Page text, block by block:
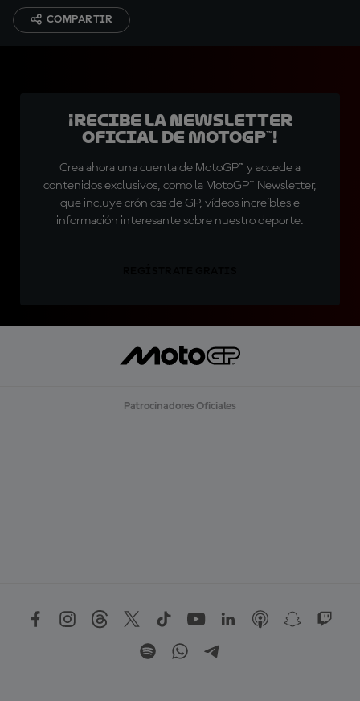
COMPARTIR
¡Recibe la Newsletter
oficial de MotoGP™!
Crea ahora una cuenta de MotoGP™ y accede a
contenidos exclusivos, como la MotoGP™ Newsletter,
que incluye crónicas de GP, vídeos increíbles e
información interesante sobre nuestro deporte.
Patrocinadores Oficiales